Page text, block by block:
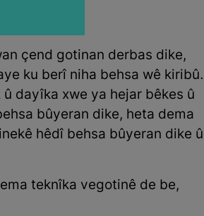
çend gotinan derbas dike,
ku berî niha behsa wê kiribû.
dayîka xwe ya hejar bêkes û
bûyeran dike, heta dema
hêdî behsa bûyeran dike û
teknîka vegotinê de be,